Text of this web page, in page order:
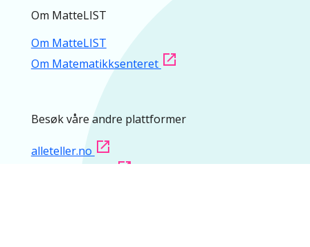
Om MatteLIST
Om MatteLIST
Om Matematikksenteret
Besøk våre andre plattformer
alleteller.no